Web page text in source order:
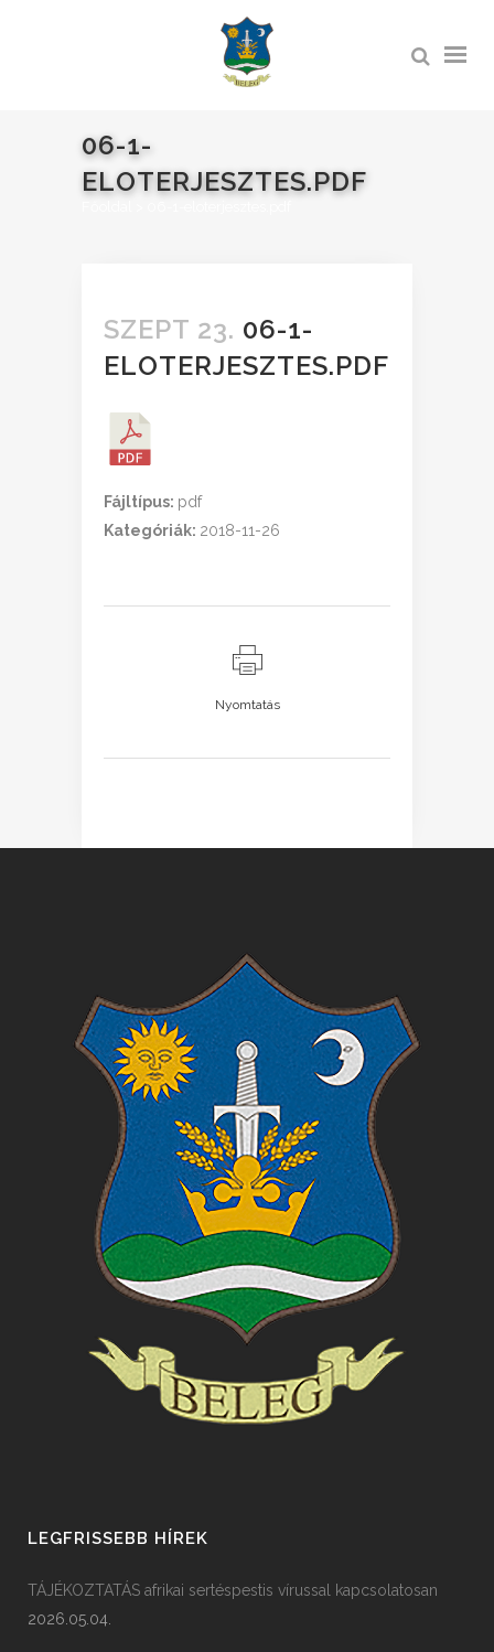
06-1-
ELOTERJESZTES.PDF
SZEPT 23. 06-1-
ELOTERJESZTES.PDF
Fájltípus: pdf
Kategóriák: 2018-11-26
Nyomtatás
LEGFRISSEBB HÍREK
TÁJÉKOZTATÁS afrikai sertéspestis vírussal kapcsolatosan
2026.05.04.